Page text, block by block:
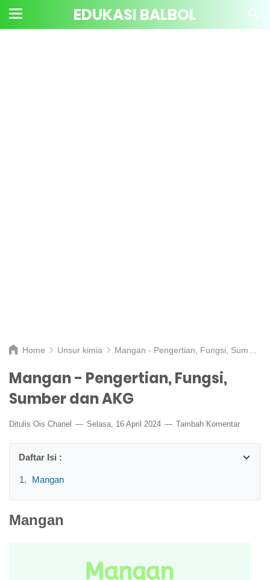
EDUKASI BALBOL
Home Unsur kimia Mangan - Pengertian, Fungsi, Sumber dan AKG
Mangan - Pengertian, Fungsi,
Sumber dan AKG
Ditulis Ois Chanel Selasa, 16 April 2024 Tambah Komentar
Mangan
Mangan